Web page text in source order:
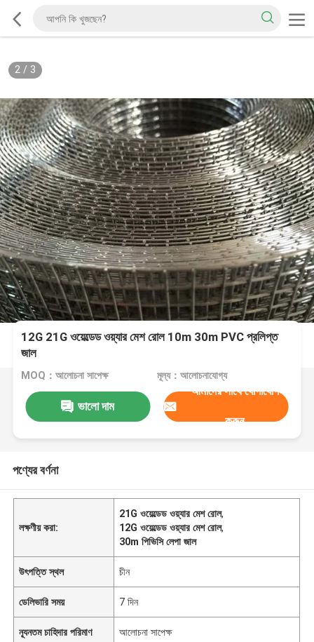
2/ 3
12G 21G ওয়েল্ডেড ওয়্যার মেশ রোল 10m 30m PVC প্রলিপ্ত
জাল
MOQ：আলোচনা সাপেক্ষ মূল্য：আলোচনাযোগ্য
ভালো দাম
আমাদের সাথে যোগাযোগ
করুন
পণ্যের বর্ণনা
লক্ষণীয় করা:
21G ওয়েল্ডেড ওয়্যার মেশ রোল,
12G ওয়েল্ডেড ওয়্যার মেশ রোল,
30m পিভিসি লেপা জাল
উৎপত্তি স্থল চীন
ডেলিভারি সময় 7 দিন
ন্যূনতম চাহিদার পরিমাণ আলোচনা সাপেক্ষ